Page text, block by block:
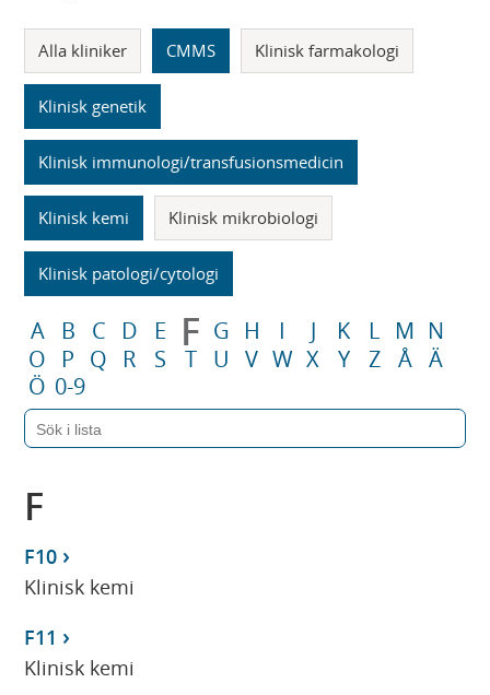
Alla kliniker CMMS Klinisk farmakologi
Klinisk genetik
Klinisk immunologi/transfusionsmedicin
Klinisk kemi Klinisk mikrobiologi
Klinisk patologi/cytologi
A B C D E F G H I J K L M N
O
P Q R S T U V W X Y Z Å Ä
Ö 0-9
F
F10
Klinisk kemi
F11
Klinisk kemi